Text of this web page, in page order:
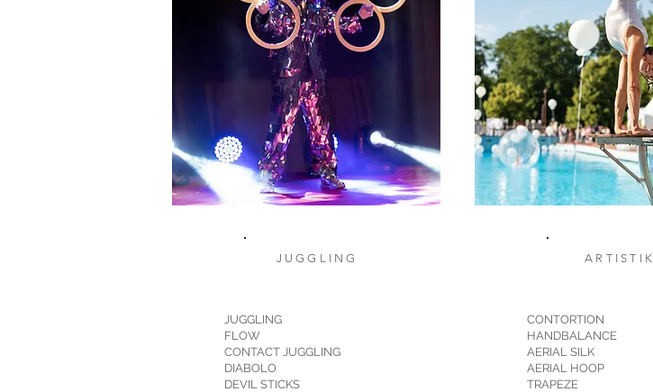
JUGGLING
JUGGLING
FLOW
CONTACT JUGGLING
DIABOLO
DEVIL STICKS
ARTISTIK
CONTORTION
HANDBALANCE
AERIAL SILK
AERIAL HOOP
TRAPEZE